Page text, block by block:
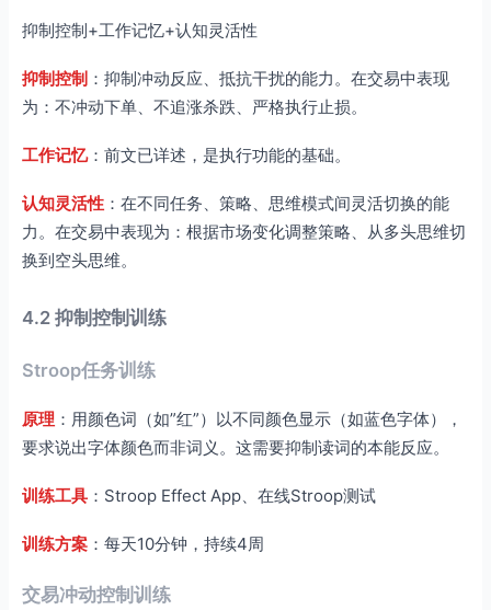
抑制控制+工作记忆+认知灵活性
抑制控制 ：抑制冲动反应、抵抗干扰的能力。在交易中表现
为：不冲动下单、不追涨杀跌、严格执行止损。
工作记忆：前文已详述，是执行功能的基础。
认知灵活性 ：在不同任务、策略、思维模式间灵活切换的能
力。在交易中表现为：根据市场变化调整策略、从多头思维切
换到空头思维。
4.2 抑制控制训练
Stroop任务训练
原理 ：用颜色词（如”红”）以不同颜色显示（如蓝色字体），
要求说出字体颜色而非词义。这需要抑制读词的本能反应。
训练工具 ：Stroop Effect App、在线Stroop测试
训练方案 ：每天10分钟，持续4周
交易冲动控制训练